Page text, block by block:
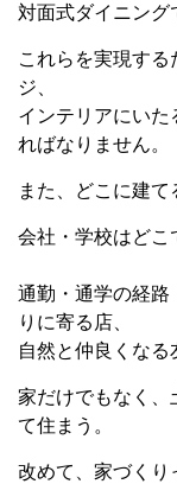
対面式ダイニング
これらを実現す
ジ、
インテリアにいた
ればなりません。
また、どこに建て
会社・学校はどこ
通勤・通学の経路
りに寄る店、
自然と仲良くなる
家だけでもなく、
て住まう。
改めて、家づくり